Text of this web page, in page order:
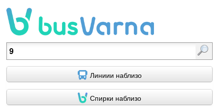
Потърсете спирка или линия.
Линиии наблизо
Спирки наблизо